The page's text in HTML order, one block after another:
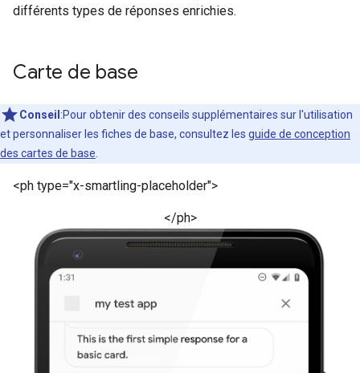
différents types de réponses enrichies.
Carte de base
Conseil :Pour obtenir des conseils supplémentaires sur l'utilisation
et personnaliser les fiches de base, consultez les guide de conception
des cartes de base
<ph type="x-smartling-placeholder">
</ph>